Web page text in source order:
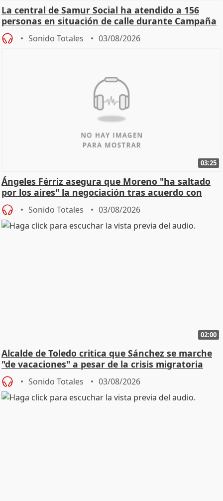
La central de Samur Social ha atendido a 156
personas en situación de calle durante Campaña
de Calor
Sonido Totales 03/08/2026
03:25
Ángeles Férriz asegura que Moreno "ha saltado
por los aires" la negociación tras acuerdo con
SMA
Sonido Totales 03/08/2026
02:00
Alcalde de Toledo critica que Sánchez se marche
"de vacaciones" a pesar de la crisis migratoria
Sonido Totales 03/08/2026